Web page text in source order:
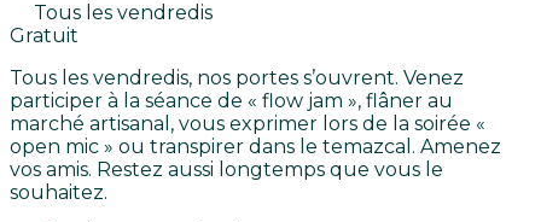
Tous les vendredis
Gratuit
Tous les vendredis, nos portes s’ouvrent. Venez
participer à la séance de « flow jam », flâner au
marché artisanal, vous exprimer lors de la soirée «
open mic » ou transpirer dans le temazcal. Amenez
vos amis. Restez aussi longtemps que vous le
souhaitez.